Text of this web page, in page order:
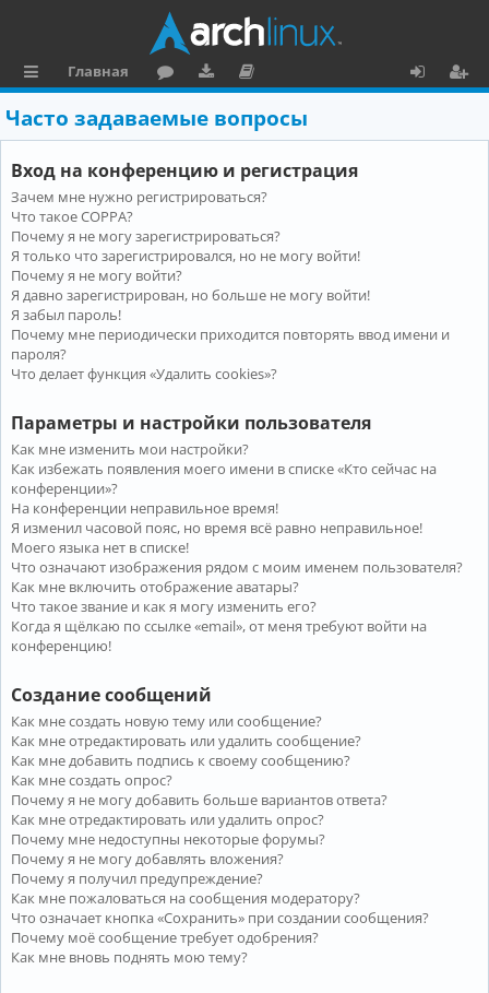
ы
л
к
и
Главная
ру
м
ру
зк
и
ку
м
е
н
та
ц
и
я
о
и
Часто задаваемые вопросы
Вход на конференцию и регистрация
Зачем мне нужно регистрироваться?
Что такое COPPA?
Почему я не могу зарегистрироваться?
Я только что зарегистрировался, но не могу войти!
Почему я не могу войти?
Я давно зарегистрирован, но больше не могу войти!
Я забыл пароль!
Почему мне периодически приходится повторять ввод имени и
пароля?
Что делает функция «Удалить cookies»?
Параметры и настройки пользователя
Как мне изменить мои настройки?
Как избежать появления моего имени в списке «Кто сейчас на
конференции»?
На конференции неправильное время!
Я изменил часовой пояс, но время всё равно неправильное!
Моего языка нет в списке!
Что означают изображения рядом с моим именем пользователя?
Как мне включить отображение аватары?
Что такое звание и как я могу изменить его?
Когда я щёлкаю по ссылке «email», от меня требуют войти на
конференцию!
Создание сообщений
Как мне создать новую тему или сообщение?
Как мне отредактировать или удалить сообщение?
Как мне добавить подпись к своему сообщению?
Как мне создать опрос?
Почему я не могу добавить больше вариантов ответа?
Как мне отредактировать или удалить опрос?
Почему мне недоступны некоторые форумы?
Почему я не могу добавлять вложения?
Почему я получил предупреждение?
Как мне пожаловаться на сообщения модератору?
Что означает кнопка «Сохранить» при создании сообщения?
Почему моё сообщение требует одобрения?
Как мне вновь поднять мою тему?